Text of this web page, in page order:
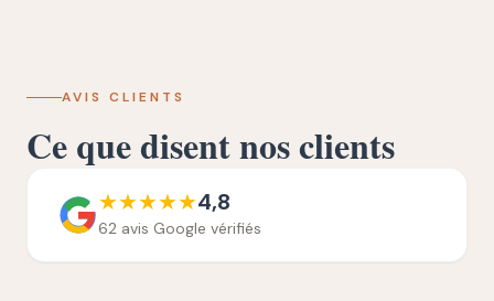
AVIS CLIENTS
Ce que disent nos clients
★★★★★4,8
62 avis Google vérifiés